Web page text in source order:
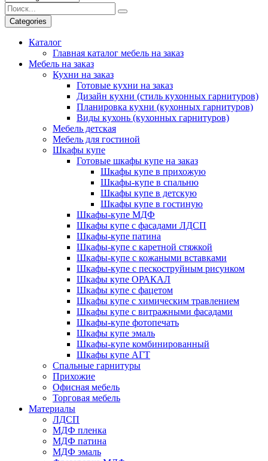
Categories
Каталог
Главная каталог мебель на заказ
Мебель на заказ
Кухни на заказ
Готовые кухни на заказ
Дизайн кухни (стиль кухонных гарнитуров)
Планировка кухни (кухонных гарнитуров)
Виды кухонь (кухонных гарнитуров)
Мебель детская
Мебель для гостиной
Шкафы купе
Готовые шкафы купе на заказ
Шкафы купе в прихожую
Шкафы-купе в спальню
Шкафы купе в детскую
Шкафы купе в гостиную
Шкафы-купе МДФ
Шкафы купе с фасадами ЛДСП
Шкафы-купе патина
Шкафы-купе с каретной стяжкой
Шкафы-купе с кожаными вставками
Шкафы-купе с пескоструйным рисунком
Шкафы купе ОРАКАЛ
Шкафы купе с фацетом
Шкафы купе с химическим травлением
Шкафы купе с витражными фасадами
Шкафы-купе фотопечать
Шкафы купе эмаль
Шкафы-купе комбинированный
Шкафы купе АГТ
Спальные гарнитуры
Прихожие
Офисная мебель
Торговая мебель
Материалы
ЛДСП
МДФ пленка
МДФ патина
МДФ эмаль